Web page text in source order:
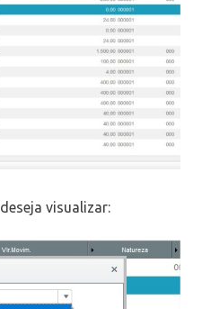
visualizar: